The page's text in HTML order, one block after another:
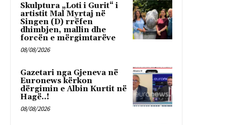
Skulptura „Loti i Gurit“ i
artistit Mal Myrtaj në
Singen (D) rrëfen
dhimbjen, mallin dhe
forcën e mërgimtarëve
08/08/2026
Gazetari nga Gjeneva në
Euronews kërkon
dërgimin e Albin Kurtit në
Hagë..!
08/08/2026